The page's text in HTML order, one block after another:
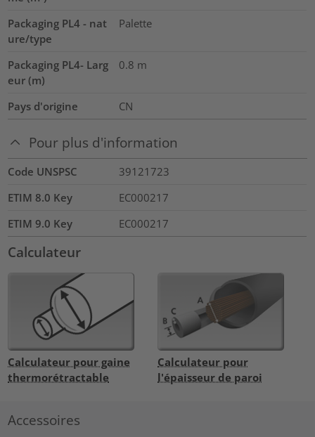
Packaging PL4 - nat
ure/type
Palette
Packaging PL4- Larg
eur (m)
0.8 m
Pays d'origine CN
Pour plus d'information
Code UNSPSC
39121723
ETIM 8.0 Key
EC000217
ETIM 9.0 Key
EC000217
Calculateur
Calculateur pour gaine
thermorétractable
Calculateur pour
l'épaisseur de paroi
Accessoires